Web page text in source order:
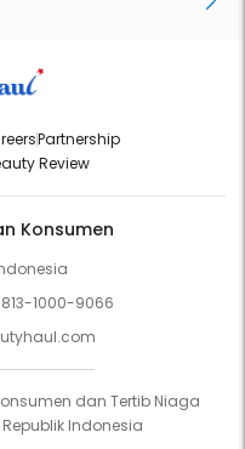
Partnership
Review
Konsumen
1000-9066
dan Tertib Niaga
Indonesia